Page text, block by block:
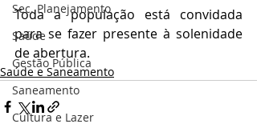
Sec. Planejamento
Saúde
Gestão Pública
Saneamento
Cultura e Lazer
Toda a população está convidada
para se fazer presente à solenidade
de abertura.
Saúde e Saneamento